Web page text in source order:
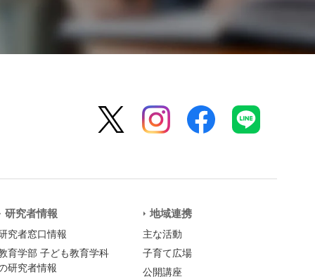
研究者情報
究者窓口情報
育学部 子ども教育学科
研究者情報
地域連携
主な活動
子育て広場
公開講座